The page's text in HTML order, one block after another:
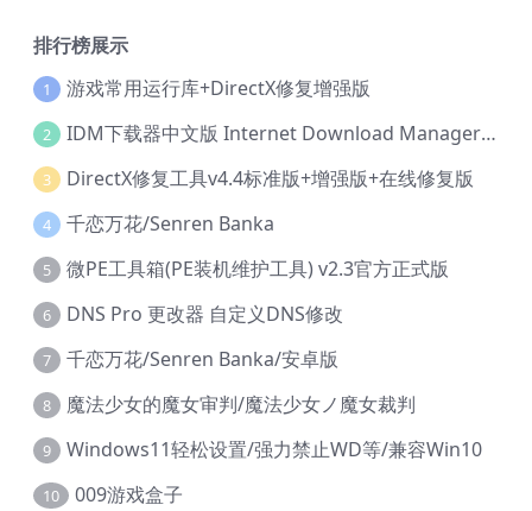
排行榜展示
1 游戏常用运行库+DirectX修复增强版
2 IDM下载器中文版 Internet Download Manager v6.42.36 IDM
3 DirectX修复工具v4.4标准版+增强版+在线修复版
4 千恋万花/Senren Banka
5 微PE工具箱(PE装机维护工具) v2.3官方正式版
6 DNS Pro 更改器 自定义DNS修改
7 千恋万花/Senren Banka/安卓版
8 魔法少女的魔女审判/魔法少女ノ魔女裁判
9 Windows11轻松设置/强力禁止WD等/兼容Win10
10 009游戏盒子